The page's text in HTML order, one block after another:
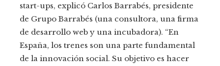
start-ups, explicó Carlos Barrabés, presidente
de Grupo Barrabés (una consultora, una firma
de desarrollo web y una incubadora). “En
España, los trenes son una parte fundamental
de la innovación social. Su objetivo es hacer